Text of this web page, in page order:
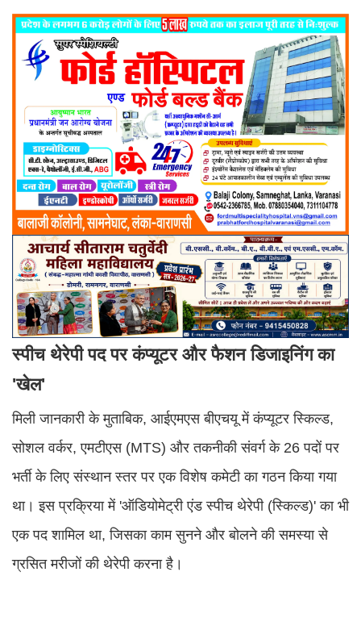
स्पीच थेरेपी पद पर कंप्यूटर और फैशन डिजाइनिंग का
'खेल'
मिली जानकारी के मुताबिक, आईएमएस बीएचयू में कंप्यूटर स्किल्ड,
सोशल वर्कर, एमटीएस (MTS) और तकनीकी संवर्ग के 26 पदों पर
भर्ती के लिए संस्थान स्तर पर एक विशेष कमेटी का गठन किया गया
था। इस प्रक्रिया में 'ऑडियोमेट्री एंड स्पीच थेरेपी (स्किल्ड)' का भी
एक पद शामिल था, जिसका काम सुनने और बोलने की समस्या से
ग्रसित मरीजों की थेरेपी करना है।